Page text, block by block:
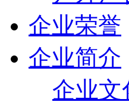
企业荣誉
企业简介
企业文